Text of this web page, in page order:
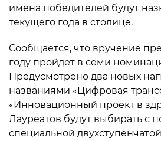
имена победителей будут
текущего года в столице.
Сообщается, что вручение
году пройдет в семи
Предусмотрено два новых
названиями «Цифровая
«Инновационный проект в
Лауреатов будут выбирать с
специальной